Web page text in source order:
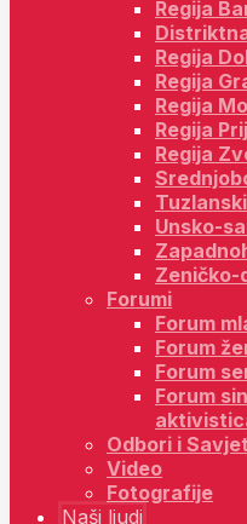
Regija
Regija
Regija
Regija
Regija
Regija
Unsko-
Zeničko-
Forumi
Forum
Forum
Forum
Forum
Odbori i
Video
Fotografije
Naši ljudi